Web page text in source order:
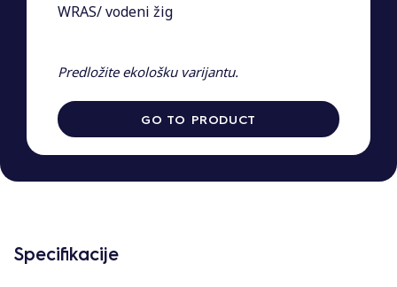
WRAS/ vodeni žig
Predložite ekološku varijantu.
GO TO PRODUCT
Specifikacije